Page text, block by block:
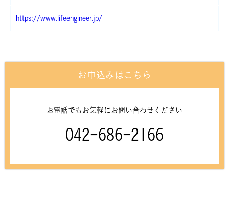
https://www.lifeengineer.jp/
お申込みはこちら
お電話でもお気軽にお問い合わせください
042-686-2166